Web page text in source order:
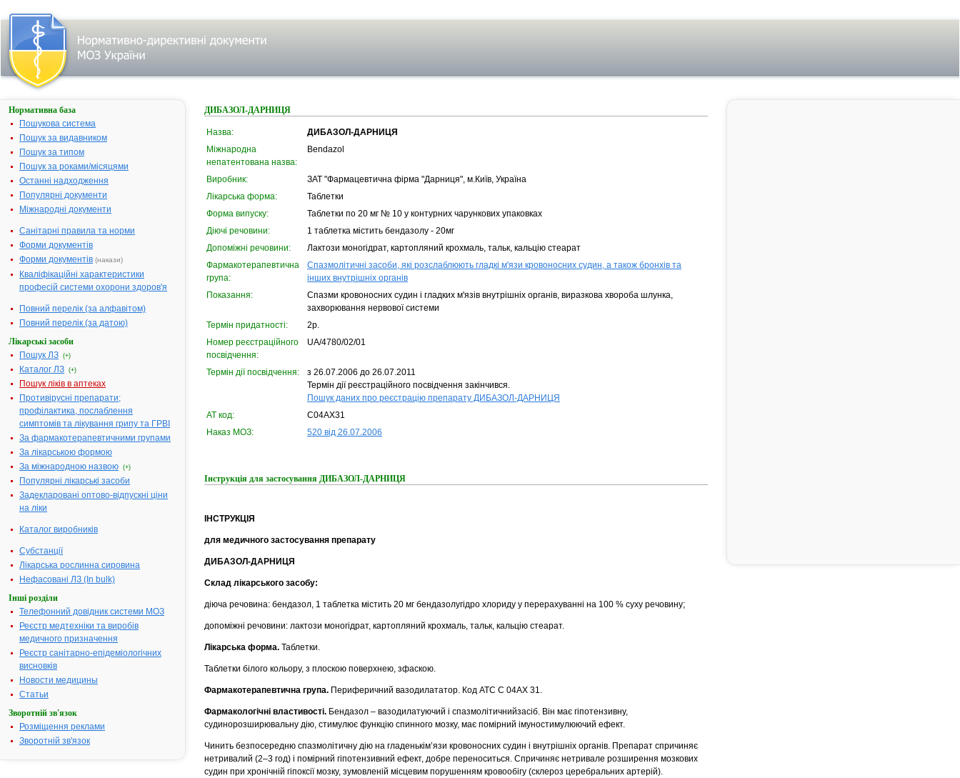
Нормативна база
Пошукова система
Пошук за видавником
Пошук за типом
Пошук за роками/місяцями
Останні надходження
Популярні документи
Міжнародні документи
Санітарні правила та норми
Форми документів
Форми документів (накази)
Кваліфікаційні характеристики
професій системи охорони здоров'я
Повний перелік (за алфавітом)
Повний перелік (за датою)
Лікарські засоби
Пошук ЛЗ (+)
Каталог ЛЗ (+)
Пошук ліків в аптеках
Противірусні препарати;
профілактика, послаблення
симптомів та лікування грипу та ГРВІ
За фармакотерапевтичними групами
За лікарською формою
За міжнародною назвою (+)
Популярні лікарські засоби
Задекларовані оптово-відпускні ціни
на ліки
Каталог виробників
Субстанції
Лікарська рослинна сировина
Нефасовані ЛЗ (In bulk)
Інші розділи
Телефонний довідник системи МОЗ
Реєстр медтехніки та виробів
медичного призначення
Реєстр санітарно-епідеміологічних
висновків
Новости медицины
Статьи
Зворотній зв'язок
Розміщення реклами
Зворотній зв'язок
ДИБАЗОЛ-ДАРНИЦЯ
Назва:
ДИБАЗОЛ-ДАРНИЦЯ
Міжнародна
непатентована назва:
Bendazol
Виробник:
ЗАТ "Фармацевтична фірма "Дарниця", м.Київ, Україна
Лікарська форма:
Таблетки
Форма випуску:
Таблетки по 20 мг № 10 у контурних чарункових упаковках
Діючі речовини:
1 таблетка містить бендазолу - 20мг
Допоміжні речовини:
Лактози моногідрат, картопляний крохмаль, тальк, кальцію стеарат
Фармакотерапевтична
група:
Спазмолітичні засоби, які розслаблюють гладкі м'язи кровоносних судин, а також бронхів та
інших внутрішніх органів
Показання:
Спазми кровоносних судин і гладких м'язів внутрішніх органів, виразкова хвороба шлунка,
захворювання нервової системи
Термін придатності:
2р.
Номер реєстраційного
посвідчення:
UA/4780/02/01
Термін дії посвідчення:
з 26.07.2006 до 26.07.2011
Термін дії реєстраційного посвідчення закінчився.
Пошук даних про реєстрацію препарату ДИБАЗОЛ-ДАРНИЦЯ
АТ код:
C04AX31
Наказ МОЗ:
520 від 26.07.2006
Інструкція для застосування ДИБАЗОЛ-ДАРНИЦЯ
ІНСТРУКЦІЯ
для медичного застосування препарату
ДИБАЗОЛ-ДАРНИЦЯ
Склад лікарського засобу:
діюча речовина: бендазол, 1 таблетка містить 20 мг бендазолугідро хлориду у перерахуванні на 100 % суху речовину;
допоміжні речовини: лактози моногідрат, картопляний крохмаль, тальк, кальцію стеарат.
Лікарська форма. Таблетки.
Таблетки білого кольору, з плоскою поверхнею, зфаскою.
Фармакотерапевтична група. Периферичний вазодилататор. Код АТС С 04АХ 31.
Фармакологічні властивості. Бендазол – вазодилатуючий і спазмолітичнийзасіб. Він має гіпотензивну,
судинорозширювальну дію, стимулює функцію спинного мозку, має помірний імуностимулюючий ефект.
Чинить безпосередню спазмолітичну дію на гладенькім’язи кровоносних судин і внутрішніх органів. Препарат спричиняє
нетривалий (2–3 год) і помірний гіпотензивний ефект, добре переноситься. Спричиняє нетривале розширення мозкових
судин при хронічній гіпоксії мозку, зумовленій місцевим порушенням кровообігу (склероз церебральних артерій).